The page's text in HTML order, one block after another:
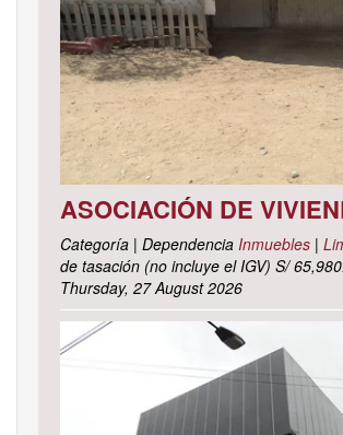
Categoría | Dependencia Inmuebles |
de tasación (no incluye el IGV) S/
Thursday, 27 August 2026